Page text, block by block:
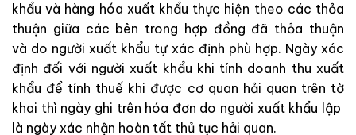
khẩu và hàng hóa xuất khẩu thực hiện theo các thỏa
thuận giữa các bên trong hợp đồng đã thỏa thuận
và do người xuất khẩu tự xác định phù hợp. Ngày xác
định đối với người xuất khẩu khi tính doanh thu xuất
khẩu để tính thuế khi được cơ quan hải quan trên tờ
khai thì ngày ghi trên hóa đơn do người xuất khẩu lập
là ngày xác nhận hoàn tất thủ tục hải quan.